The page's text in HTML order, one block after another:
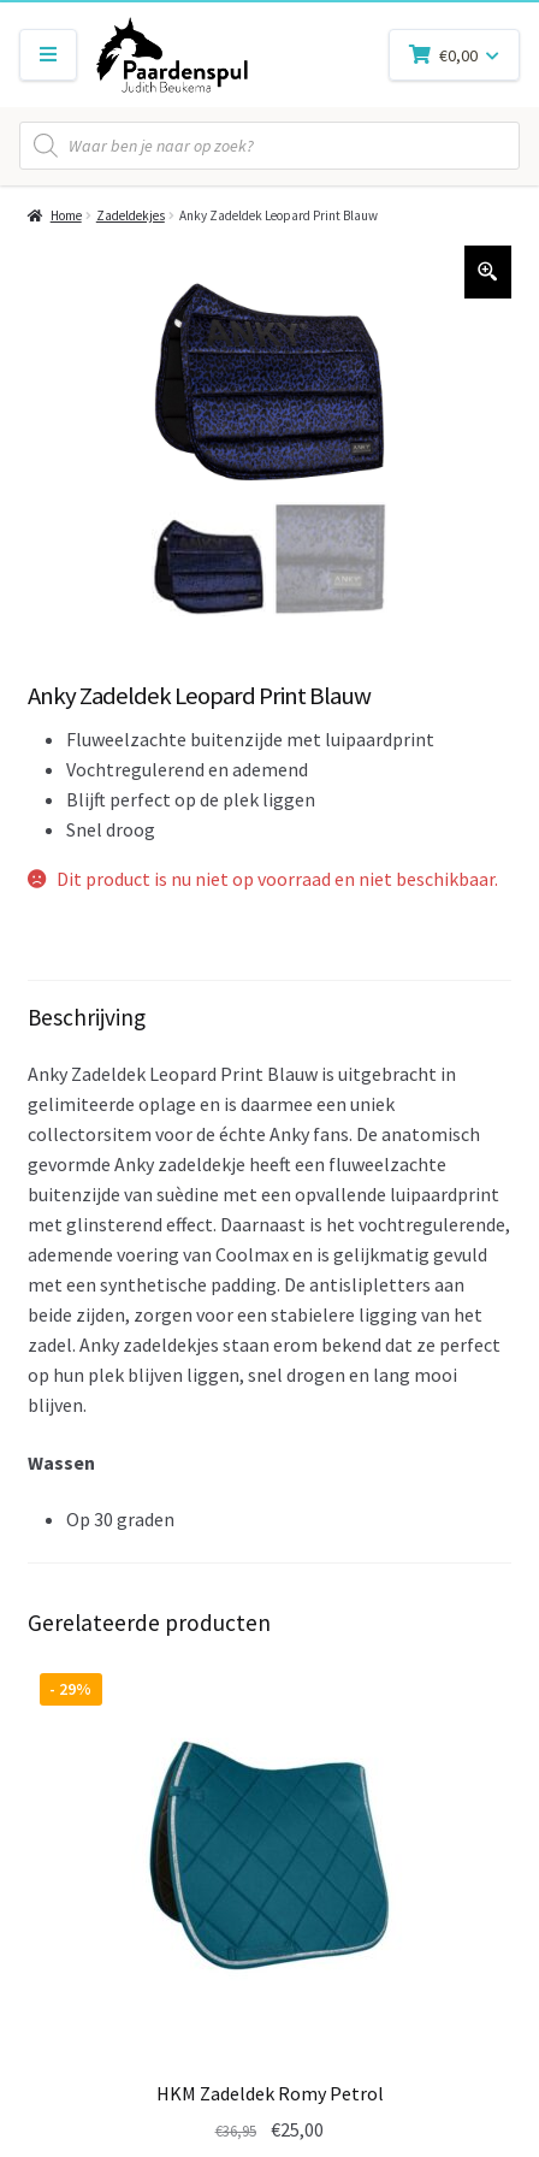
Producten
zoeken
€0,00
Home Zadeldekjes Anky Zadeldek Leopard Print Blauw
Anky Zadeldek Leopard Print Blauw
Fluweelzachte buitenzijde met luipaardprint
Vochtregulerend en ademend
Blijft perfect op de plek liggen
Snel droog
Dit product is nu niet op voorraad en niet beschikbaar.
Beschrijving
Anky Zadeldek Leopard Print Blauw is uitgebracht in
gelimiteerde oplage en is daarmee een uniek
collectorsitem voor de échte Anky fans. De anatomisch
gevormde Anky zadeldekje heeft een fluweelzachte
buitenzijde van suèdine met een opvallende luipaardprint
met glinsterend effect. Daarnaast is het vochtregulerende,
ademende voering van Coolmax en is gelijkmatig gevuld
met een synthetische padding. De antislipletters aan
beide zijden, zorgen voor een stabielere ligging van het
zadel. Anky zadeldekjes staan erom bekend dat ze perfect
op hun plek blijven liggen, snel drogen en lang mooi
blijven.
Wassen
Op 30 graden
Gerelateerde producten
HKM Zadeldek Romy Petrol
- 29%
€36,95
Oorspronkelijke
€25,00